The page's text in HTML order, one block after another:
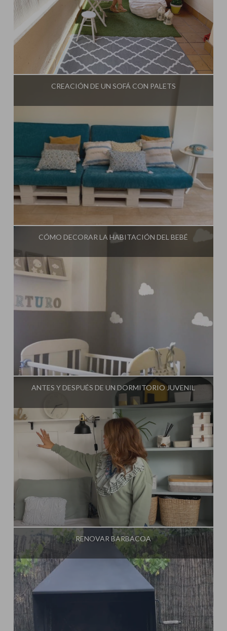
Influencer:Mimo de Mami
CREACIÓN DE UN SOFÁ CON PALETS
CÓMO DECORAR LA HABITACIÓN DEL BEBÉ
Influencer: Mimo de Mami
ANTES Y DESPUÉS DE UN DORMITORIO JUVENIL
Influencer: Mimo de Mami
RENOVAR BARBACOA